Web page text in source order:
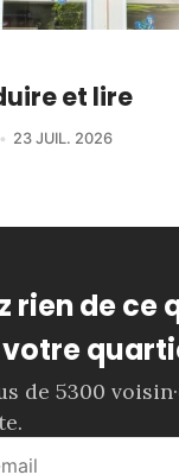
et lire
23 JUIL. 2026
rien de ce
de 5300